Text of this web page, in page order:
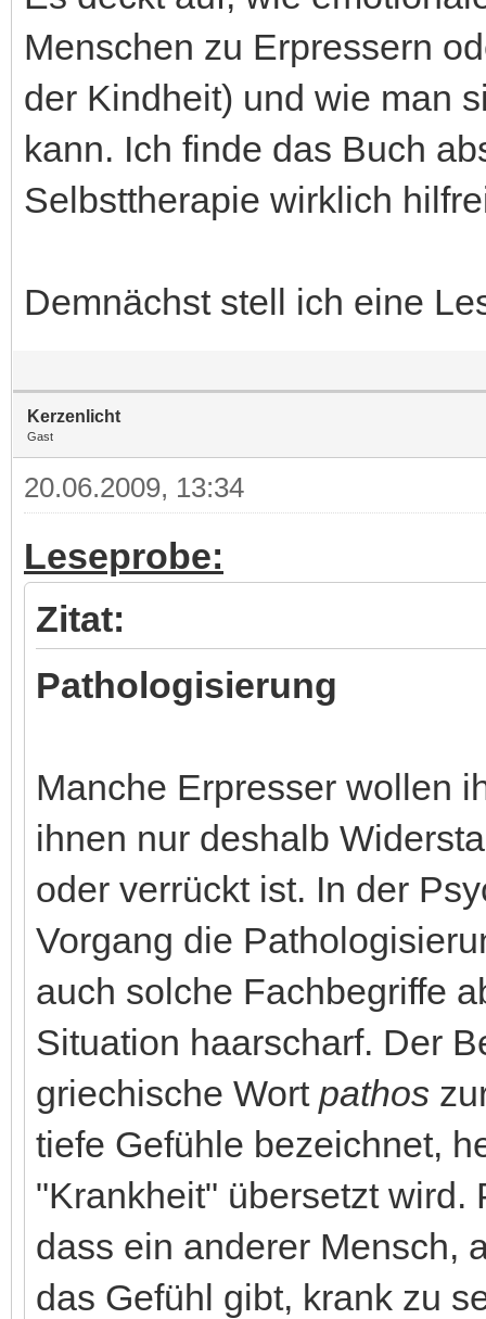
Menschen zu Erpressern
der Kindheit) und wie man
kann. Ich finde das Buch
Selbsttherapie wirklich
Demnächst stell ich eine
Kerzenlicht
Gast
20.06.2009, 13:34
Leseprobe:
Zitat:
Pathologisierung
Manche Erpresser wollen
ihnen nur deshalb
oder verrückt ist. In der
Vorgang die
auch solche Fachbegriffe
Situation haarscharf. Der
griechische Wort pathos
tiefe Gefühle bezeichnet,
"Krankheit" übersetzt wird.
dass ein anderer Mensch,
das Gefühl gibt, krank zu